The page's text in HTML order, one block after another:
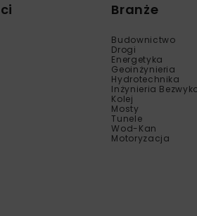
Branże
Budownictwo
Drogi
Energetyka
Geoinżynieria
Hydrotechnika
Inżynieria
Kolej
Mosty
Tunele
Wod-Kan
Motoryzacja